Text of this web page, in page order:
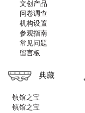
文创产品
问卷调查
机构设置
参观指南
常见问题
留言板
典藏
镇馆之宝
镇馆之宝